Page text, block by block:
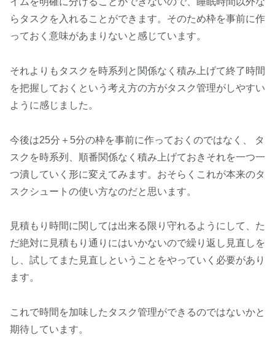
らタスクを入れることができます。そのため枠を事前に作
っておく意味があまりないと感じています。
それよりもタスクを時系列と関係なく積み上げて終了時間
を把握しておくという考え方の方がタスク管理がしやすい
ように感じました。
今後は25分＋5分の枠を事前に作っておくのではなく、 タ
スクを時系列、順番関係なく積み上げておきそれを一つ一
つ潰していく形に変えてみます。おそらくこれが本来のタ
スクシュートの使い方なのだと思います。
見積もり時間に関しては出来る限り守れるようにして、た
だ絶対に見積もり通りにはいかないので繰り返し見直しを
し、試してまた見直しということをやっていく必要があり
ます。
これで時間を加味したタスク管理ができるのではないかと
期待しています。